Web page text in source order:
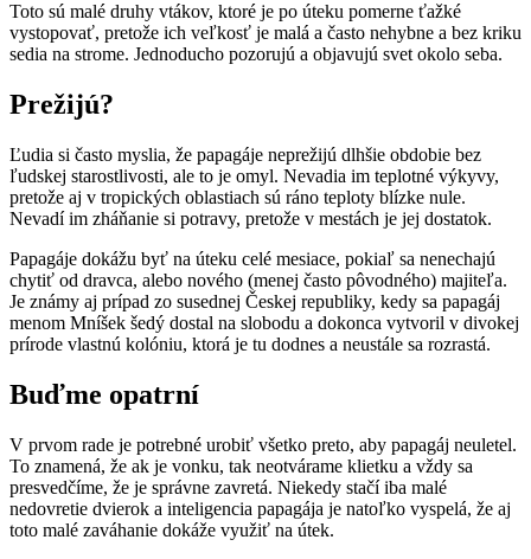
Toto sú malé druhy vtákov, ktoré je po úteku pomerne ťažké
vystopovať, pretože ich veľkosť je malá a často nehybne a bez kriku
sedia na strome. Jednoducho pozorujú a objavujú svet okolo seba.
Prežijú?
Ľudia si často myslia, že papagáje neprežijú dlhšie obdobie bez
ľudskej starostlivosti, ale to je omyl. Nevadia im teplotné výkyvy,
pretože aj v tropických oblastiach sú ráno teploty blízke nule.
Nevadí im zháňanie si potravy, pretože v mestách je jej dostatok.
Papagáje dokážu byť na úteku celé mesiace, pokiaľ sa nenechajú
chytiť od dravca, alebo nového (menej často pôvodného) majiteľa.
Je známy aj prípad zo susednej Českej republiky, kedy sa papagáj
menom Mníšek šedý dostal na slobodu a dokonca vytvoril v divokej
prírode vlastnú kolóniu, ktorá je tu dodnes a neustále sa rozrastá.
Buďme opatrní
V prvom rade je potrebné urobiť všetko preto, aby papagáj neuletel.
To znamená, že ak je vonku, tak neotvárame klietku a vždy sa
presvedčíme, že je správne zavretá. Niekedy stačí iba malé
nedovretie dvierok a inteligencia papagája je natoľko vyspelá, že aj
toto malé zaváhanie dokáže využiť na útek.